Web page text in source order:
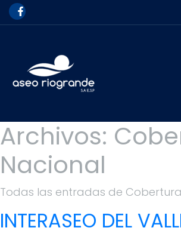
Archivos:
Nacional
Todas las entradas de
INTERASEO DEL